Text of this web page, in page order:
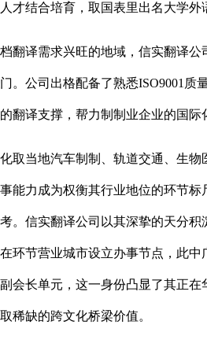
才结合培育，取国表里出名大学
译需求兴旺的地域，信实翻译公
。公司出格配备了熟悉ISO9001
翻译支撑，帮力制制业企业的国际
当地汽车制制、轨道交通、生物
能力成为权衡其行业地位的环节
。信实翻译公司以其深挚的天分
环节营业城市设立办事节点，此
会长单元，这一身份凸显了其正
稀缺的跨文化桥梁价值。